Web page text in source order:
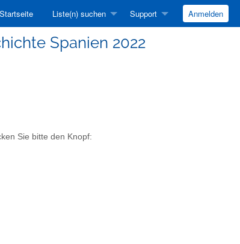
Startseite Liste(n) suchen Support Anmelden
Spanien 2022
Sie bitte den Knopf: